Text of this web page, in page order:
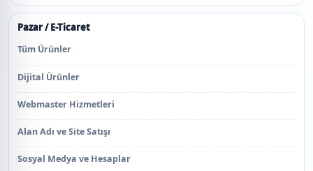
Pazar / E-Ticaret
Tüm Ürünler
Dijital Ürünler
Webmaster Hizmetleri
Alan Adı ve Site Satışı
Sosyal Medya ve Hesaplar